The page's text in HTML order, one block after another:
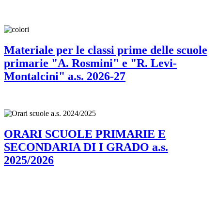
Materiale per le classi prime delle scuole
primarie "A. Rosmini" e "R. Levi-
Montalcini" a.s. 2026-27
ORARI SCUOLE PRIMARIE E
SECONDARIA DI I GRADO a.s.
2025/2026